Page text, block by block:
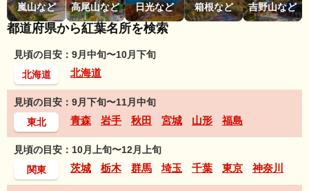
嵐山など 高尾山など 日光など 箱根など 吉野山など
都道府県から紅葉名所を検索
見頃の目安：9月中旬〜10月下旬
北海道
北海道
見頃の目安：9月下旬〜11月中旬
東北
青森 岩手 秋田 宮城 山形 福島
見頃の目安：10月上旬〜12月上旬
関東
茨城 栃木 群馬 埼玉 千葉 東京 神奈川